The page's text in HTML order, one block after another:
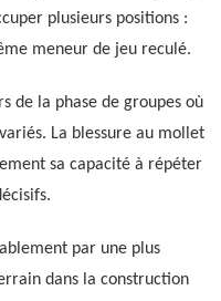
plusieurs positions :
meneur de jeu reculé.
de la phase de groupes où
La blessure au mollet
sa capacité à répéter
par une plus
dans la construction